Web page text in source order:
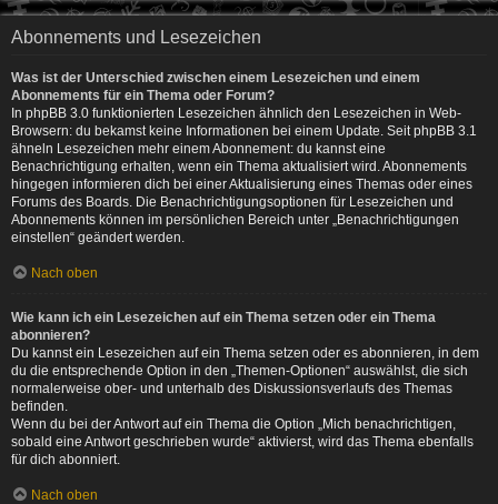
Abonnements und Lesezeichen
Was ist der Unterschied zwischen einem Lesezeichen und einem
Abonnements für ein Thema oder Forum?
In phpBB 3.0 funktionierten Lesezeichen ähnlich den Lesezeichen in Web-
Browsern: du bekamst keine Informationen bei einem Update. Seit phpBB 3.1
ähneln Lesezeichen mehr einem Abonnement: du kannst eine
Benachrichtigung erhalten, wenn ein Thema aktualisiert wird. Abonnements
hingegen informieren dich bei einer Aktualisierung eines Themas oder eines
Forums des Boards. Die Benachrichtigungsoptionen für Lesezeichen und
Abonnements können im persönlichen Bereich unter „Benachrichtigungen
einstellen“ geändert werden.
Nach oben
Wie kann ich ein Lesezeichen auf ein Thema setzen oder ein Thema
abonnieren?
Du kannst ein Lesezeichen auf ein Thema setzen oder es abonnieren, in dem
du die entsprechende Option in den „Themen-Optionen“ auswählst, die sich
normalerweise ober- und unterhalb des Diskussionsverlaufs des Themas
befinden.
Wenn du bei der Antwort auf ein Thema die Option „Mich benachrichtigen,
sobald eine Antwort geschrieben wurde“ aktivierst, wird das Thema ebenfalls
für dich abonniert.
Nach oben